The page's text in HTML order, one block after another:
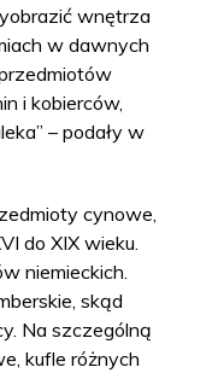
wnętrza
w dawnych
i kobierców,
– podały w
cynowe,
do XIX wieku.
niemieckich.
skąd
Na szczególną
kufle różnych